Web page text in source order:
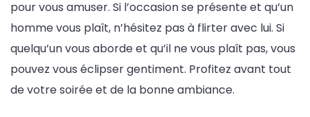
pour vous amuser. Si l’occasion se présente et qu’un
homme vous plaît, n’hésitez pas à flirter avec lui. Si
quelqu’un vous aborde et qu’il ne vous plaît pas, vous
pouvez vous éclipser gentiment. Profitez avant tout
de votre soirée et de la bonne ambiance.